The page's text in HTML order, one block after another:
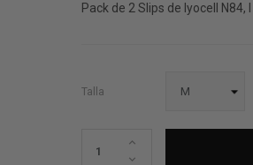
Pack de 2 Slips de lyocell N84,
Talla